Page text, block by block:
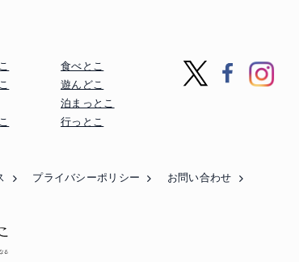
食べとこ
遊んどこ
泊まっとこ
行っとこ
プライバシーポリシー お問い合わせ